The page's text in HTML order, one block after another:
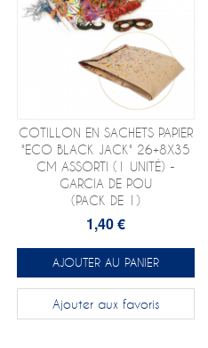
COTILLON EN SACHETS PAPIER
"ECO BLACK JACK" 26+8X35
CM ASSORTI (1 UNITÉ) -
GARCIA DE POU
(PACK DE 1)
1,40 €
AJOUTER AU PANIER
Ajouter aux favoris